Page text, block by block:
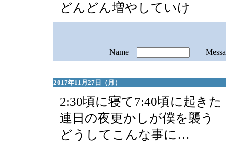
どんどん増やしていけ
Name
2017年11月27日（月）
2:30頃に寝て7:40頃に起きた
連日の夜更かしが僕を襲う
どうしてこんな事に…